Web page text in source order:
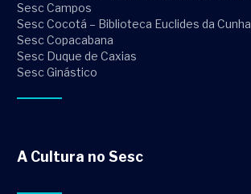
Sesc Campos
Sesc Cocotá – Biblioteca Euclides da Cunha
Sesc Copacabana
Sesc Duque de Caxias
Sesc Ginástico
A Cultura no Sesc